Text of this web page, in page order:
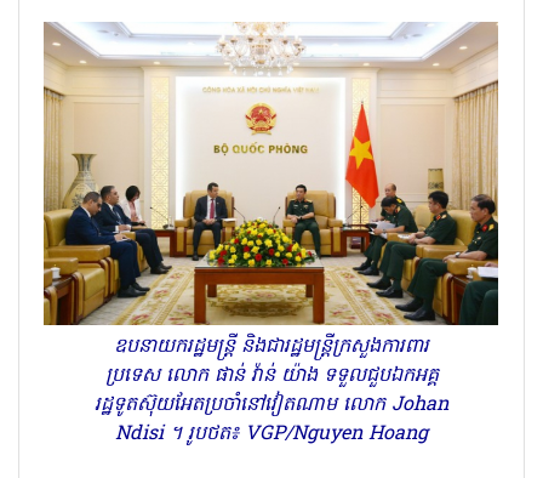
ឧបនាយករដ្ឋមន្ត្រី និងជារដ្ឋមន្ត្រីក្រសួងការពារ
ប្រទេស លោក ផាន់ វ៉ាន់ យ៉ាង ទទួលជួបឯកអគ្គ
រដ្ឋទូតស៊ុយអែតប្រចាំនៅវៀតណាម លោក Johan
Ndisi ។ រូបថត៖ VGP/Nguyen Hoang